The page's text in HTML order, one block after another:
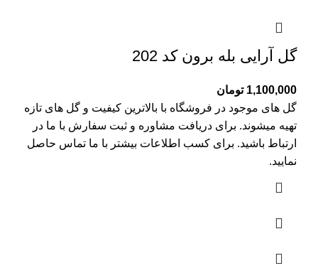
گل آرایی بله برون کد 202
1,100,000 تومان
گل های موجود در فروشگاه با بالاترین کیفیت و گل های تازه
تهیه میشوند. برای دریافت مشاوره و ثبت سفارش با ما در
ارتباط باشید. برای کسب اطلاعات بیشتر با ما تماس حاصل
نمایید.